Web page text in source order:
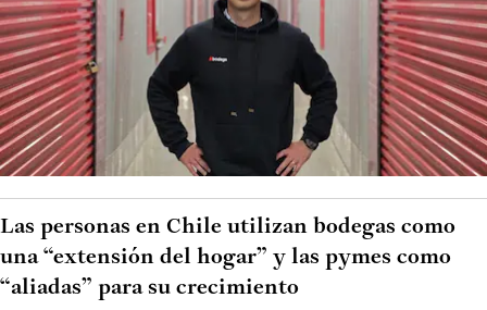
Las personas en Chile utilizan bodegas como
una “extensión del hogar” y las pymes como
“aliadas” para su crecimiento